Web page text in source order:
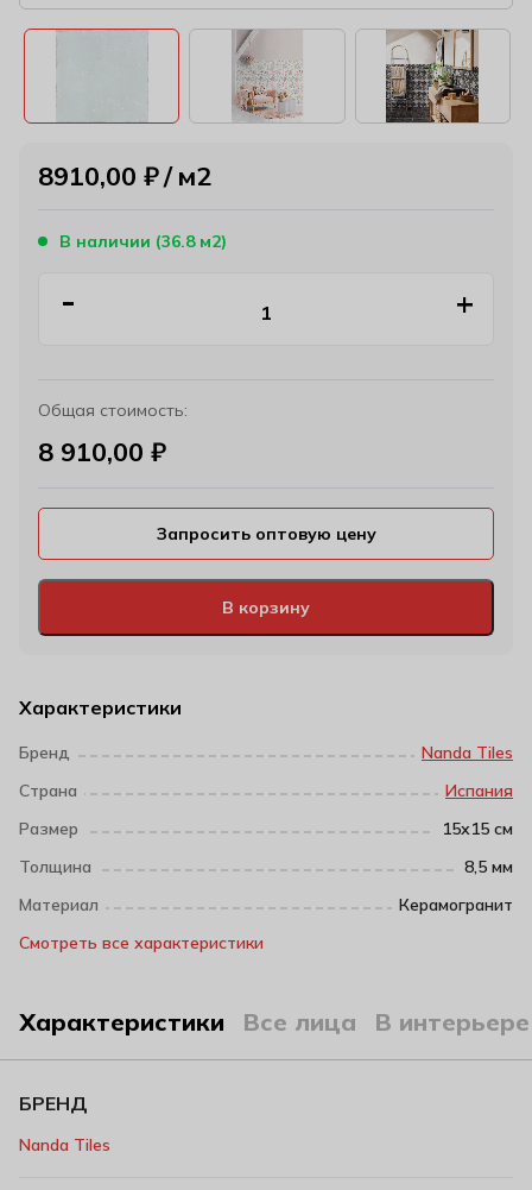
Характеристики
Бренд
Nanda Tiles
Страна
Испания
Размер
15х15 см
Толщина
8,5 мм
Материал
Керамогранит
Смотреть все характеристики
8910,00 ₽ м2
В наличии (36.8 м2)
В корзину
Общая стоимость:
8 910,00 ₽
Запросить оптовую цену
Характеристики Все лица В интерьере
БРЕНД
Nanda Tiles